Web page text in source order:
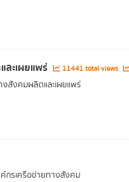
ะเผยแพร่ 11441 total views
สังคมผลิตและเผยแพร่
กรเครือข่ายทางสังคม